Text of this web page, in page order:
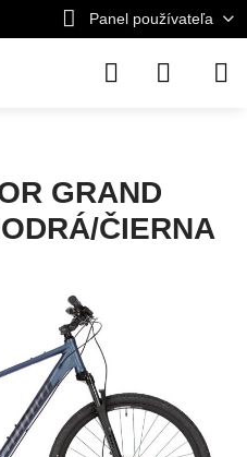
Panel používateľa
GRAND
ČIERNA